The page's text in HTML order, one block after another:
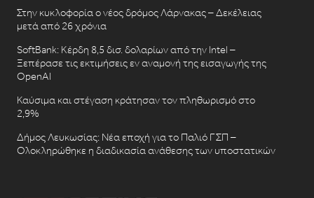
Στην κυκλοφορία ο νέος δρόμος Λάρνακας – Δεκέλειας
μετά από 26 χρόνια
SoftBank: Κέρδη 8,5 δισ. δολαρίων από την Intel –
Ξεπέρασε τις εκτιμήσεις εν αναμονή της εισαγωγής της
OpenAI
Καύσιμα και στέγαση κράτησαν τον πληθωρισμό στο
2,9%
Δήμος Λευκωσίας: Νέα εποχή για το Παλιό ΓΣΠ –
Ολοκληρώθηκε η διαδικασία ανάθεσης των υποστατικών